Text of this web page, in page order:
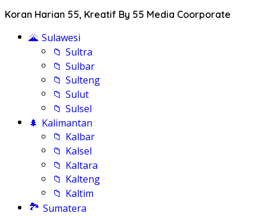
Koran Harian 55, Kreatif By 55 Media Coorporate
🌋 Sulawesi
📁 Sultra
📁 Sulbar
📁 Sulteng
📁 Sulut
📁 Sulsel
🌲 Kalimantan
📁 Kalbar
📁 Kalsel
📁 Kaltara
📁 Kalteng
📁 Kaltim
🏞️ Sumatera